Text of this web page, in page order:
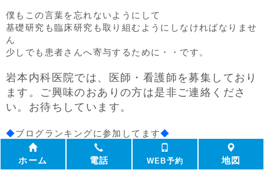
僕もこの言葉を忘れないようにして
基礎研究も臨床研究も取り組むようにしなければなりませ
ん
少しでも患者さんへ寄与するために・・です。
岩本内科医院では、医師・看護師を募集しており
ます。ご興味のおありの方は是非ご連絡くださ
い。お待ちしています。
◆ブログランキングに参加してます◆
ガンちゃん先生が行なっている肝臓がんの治療を
一人でも多くの人に知って頂くために、
ホーム 電話 WEB予約 地図